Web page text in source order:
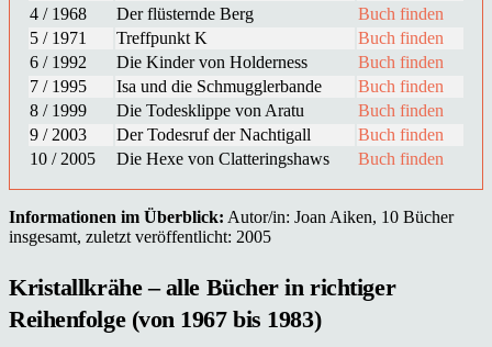
4 / 1968
Der flüsternde Berg
Buch finden
5 / 1971
Treffpunkt K
Buch finden
6 / 1992
Die Kinder von Holderness
Buch finden
7 / 1995
Isa und die Schmugglerbande
Buch finden
8 / 1999
Die Todesklippe von Aratu
Buch finden
9 / 2003
Der Todesruf der Nachtigall
Buch finden
10 / 2005
Die Hexe von Clatteringshaws Buch finden
Informationen im Überblick: Autor/in: Joan Aiken, 10 Bücher
insgesamt, zuletzt veröffentlicht: 2005
Kristallkrähe – alle Bücher in richtiger
Reihenfolge (von 1967 bis 1983)